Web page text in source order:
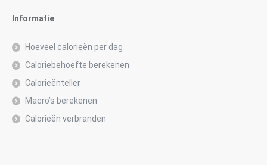
Informatie
Hoeveel calorieën per dag
Caloriebehoefte berekenen
Calorieënteller
Macro’s berekenen
Calorieën verbranden